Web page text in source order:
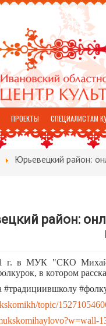
ПРОЕКТЫ СПЕЦИАЛИСТАМ
Юрьевецкий район:
район:
г. в МУК "СКО
в котором
#традициившколу
topic/